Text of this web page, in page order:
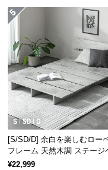
経
に
つ
い
て
返
品・
キ
ャ
ン
シリー
ルコーデ
[S/SD/D] 余白を楽しむロー
フレーム 天然木調 ステージ
2口コンセントタイプ
¥22,999